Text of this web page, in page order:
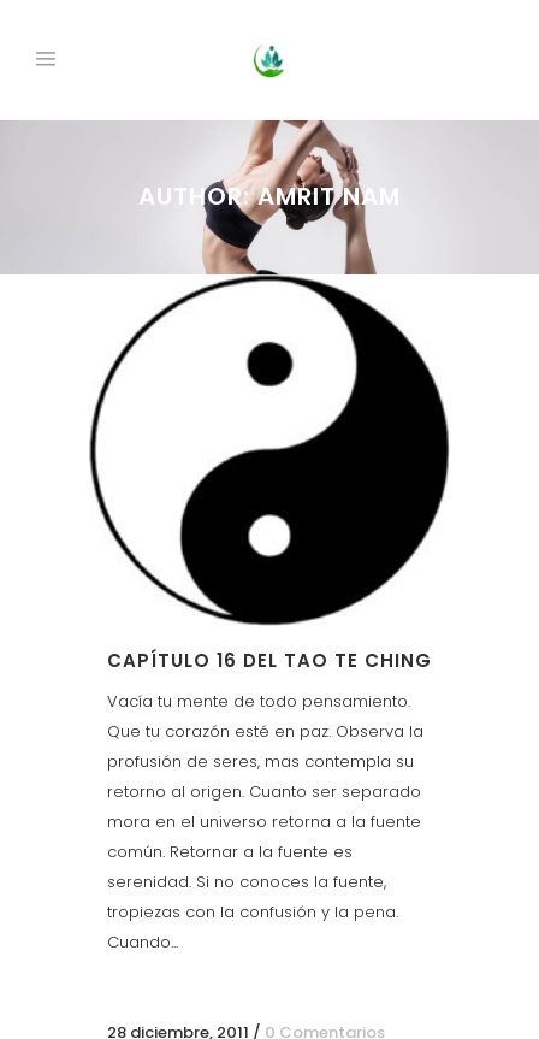
AUTHOR: AMRIT NAM
CAPÍTULO 16 DEL TAO TE CHING
Vacía tu mente de todo pensamiento.
Que tu corazón esté en paz. Observa la
profusión de seres, mas contempla su
retorno al origen. Cuanto ser separado
mora en el universo retorna a la fuente
común. Retornar a la fuente es
serenidad. Si no conoces la fuente,
tropiezas con la confusión y la pena.
Cuando...
28 diciembre, 2011 / 0 Comentarios